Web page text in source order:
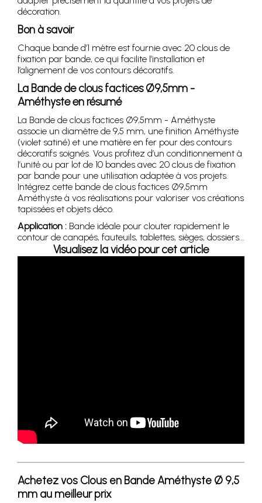
décoration.
Bon à savoir
Chaque bande d’1 mètre est fournie avec 20 clous de
fixation par bande, ce qui facilite l’installation et
l’alignement de vos contours décoratifs.
La Bande de clous factices Ø9,5mm -
Améthyste en résumé
La Bande de clous factices Ø9,5mm - Améthyste
associe un diamètre de 9,5 mm, une finition Améthyste
(violet satiné) et une matière en fer pour des contours
décoratifs soignés. Vous profitez d’un conditionnement à
l’unité ou par lot de 10 bandes avec 20 clous de fixation
par bande pour une utilisation adaptée à vos projets.
Intégrez cette bande de clous factices Ø9,5mm
Améthyste à vos réalisations pour valoriser vos créations
tapissées et objets déco.
Application : Bande idéale pour clouter rapidement le
contour de canapés, fauteuils, tablettes, sièges, dossiers...
Visualisez la vidéo pour cet article
Achetez vos Clous en Bande Améthyste Ø 9,5
mm au meilleur prix